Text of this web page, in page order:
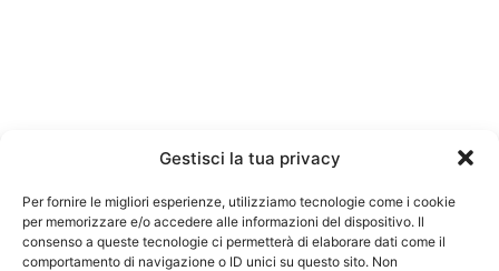
Gestisci la tua privacy
Per fornire le migliori esperienze, utilizziamo tecnologie come i cookie
per memorizzare e/o accedere alle informazioni del dispositivo. Il
consenso a queste tecnologie ci permetterà di elaborare dati come il
comportamento di navigazione o ID unici su questo sito. Non